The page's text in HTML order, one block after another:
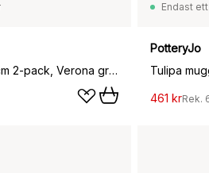
Tulipa assiett Ø20 cm 2-pack, Verona green
Endast
PotteryJo
Tulipa
461 krRek.